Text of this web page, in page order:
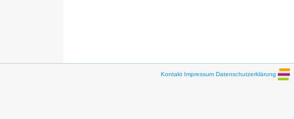
Kontakt Impressum Datenschutzerklärung